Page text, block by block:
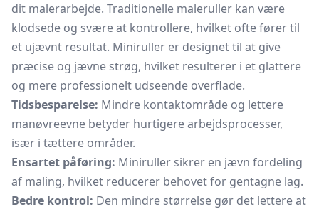
dit malerarbejde. Traditionelle maleruller kan være
klodsede og svære at kontrollere, hvilket ofte fører til
et ujævnt resultat. Miniruller er designet til at give
præcise og jævne strøg, hvilket resulterer i et glattere
og mere professionelt udseende overflade.
Tidsbesparelse: Mindre kontaktområde og lettere
manøvreevne betyder hurtigere arbejdsprocesser,
især i tættere områder.
Ensartet påføring: Miniruller sikrer en jævn fordeling
af maling, hvilket reducerer behovet for gentagne lag.
Bedre kontrol: Den mindre størrelse gør det lettere at